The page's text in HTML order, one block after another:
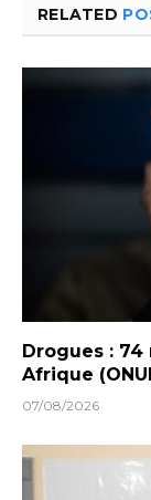
RELATED
Drogues :
Afrique
07/08/2026